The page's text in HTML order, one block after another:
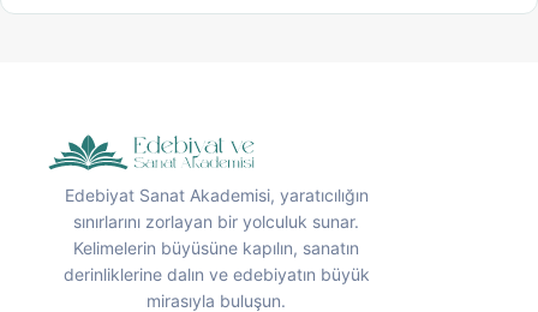
Edebiyat Sanat Akademisi, yaratıcılığın
sınırlarını zorlayan bir yolculuk sunar.
Kelimelerin büyüsüne kapılın, sanatın
derinliklerine dalın ve edebiyatın büyük
mirasıyla buluşun.